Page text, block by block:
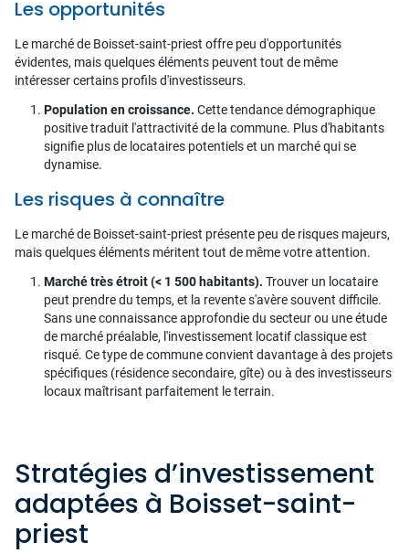
Les opportunités
Le marché de Boisset-saint-priest offre peu d'opportunités
évidentes, mais quelques éléments peuvent tout de même
intéresser certains profils d'investisseurs.
Population en croissance. Cette tendance démographique
positive traduit l'attractivité de la commune. Plus d'habitants
signifie plus de locataires potentiels et un marché qui se
dynamise.
Les risques à connaître
Le marché de Boisset-saint-priest présente peu de risques majeurs,
mais quelques éléments méritent tout de même votre attention.
Marché très étroit (< 1 500 habitants). Trouver un locataire
peut prendre du temps, et la revente s'avère souvent difficile.
Sans une connaissance approfondie du secteur ou une étude
de marché préalable, l'investissement locatif classique est
risqué. Ce type de commune convient davantage à des projets
spécifiques (résidence secondaire, gîte) ou à des investisseurs
locaux maîtrisant parfaitement le terrain.
Stratégies d’investissement
adaptées à Boisset-saint-
priest